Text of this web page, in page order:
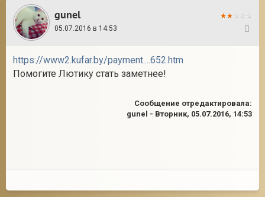
gunel
05.07.2016 в 14:53
https://www2.kufar.by/payment....652.htm
Помогите Лютику стать заметнее!
Сообщение отредактировала:
gunel - Вторник, 05.07.2016, 14:53